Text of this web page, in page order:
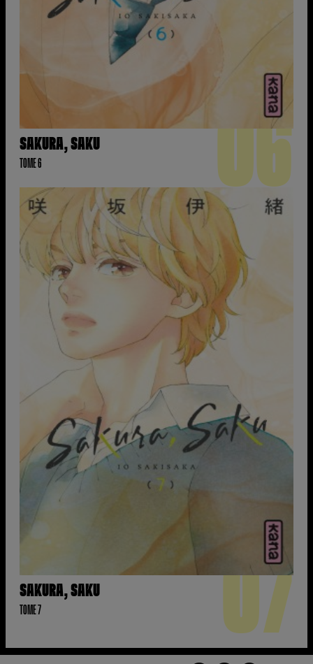
SAKURA, SAKU
TOME 6 06
SAKURA, SAKU
TOME 7 07